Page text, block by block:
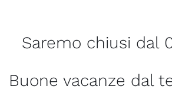
30% POLIESTERE
Saremo chiusi dal
Buone vacanze dal